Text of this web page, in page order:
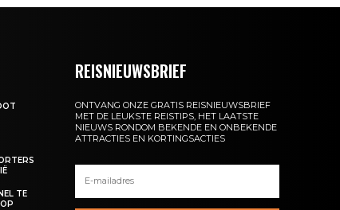
TE
REISNIEUWSBRIEF
ONTVANG ONZE GRATIS REISNIEUWSBRIEF
MET DE LEUKSTE REISTIPS, HET LAATSTE
NIEUWS RONDOM BEKENDE EN ONBEKENDE
ATTRACTIES EN KORTINGSACTIES